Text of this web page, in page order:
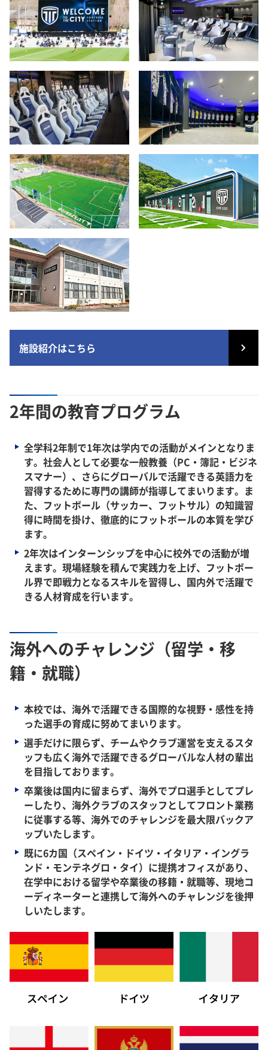
施設紹介はこちら
2年間の教育プログラム
全学科2年制で1年次は学内での活動がメインとなりま
す。社会人として必要な一般教養（PC・簿記・ビジネ
スマナー）、さらにグローバルで活躍できる英語力を
習得するために専門の講師が指導してまいります。ま
た、フットボール（サッカー、フットサル）の知識習
得に時間を掛け、徹底的にフットボールの本質を学び
ます。
2年次はインターンシップを中心に校外での活動が増
えます。現場経験を積んで実践力を上げ、フットボー
ル界で即戦力となるスキルを習得し、国内外で活躍で
きる人材育成を行います。
海外へのチャレンジ（留学・移
籍・就職）
本校では、海外で活躍できる国際的な視野・感性を持
った選手の育成に努めてまいります。
選手だけに限らず、チームやクラブ運営を支えるスタ
ッフも広く海外で活躍できるグローバルな人材の輩出
を目指しております。
卒業後は国内に留まらず、海外でプロ選手としてプレ
ーしたり、海外クラブのスタッフとしてフロント業務
に従事する等、海外でのチャレンジを最大限バックア
ップいたします。
既に6カ国（スペイン・ドイツ・イタリア・イングラ
ンド・モンテネグロ・タイ）に提携オフィスがあり、
在学中における留学や卒業後の移籍・就職等、現地コ
ーディネーターと連携して海外へのチャレンジを後押
しいたします。